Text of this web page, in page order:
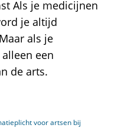
Als je medicijnen
je altijd
als je
een
de arts.
voor artsen bij